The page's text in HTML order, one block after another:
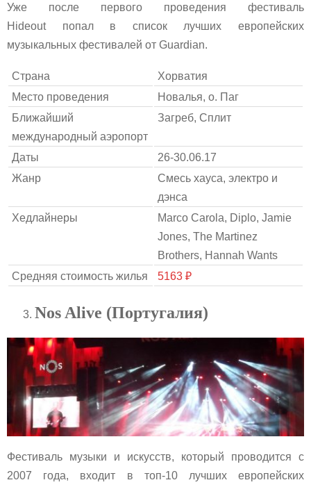
Уже после первого проведения фестиваль
Hideout попал в список лучших европейских
музыкальных фестивалей от Guardian.
Страна
Хорватия
Место проведения
Новалья, о. Паг
Ближайший
международный аэропорт
Загреб, Сплит
Даты
26-30.06.17
Жанр
Смесь хауса, электро и
дэнса
Хедлайнеры
Marco Carola, Diplo, Jamie
Jones, The Martinez
Brothers, Hannah Wants
Средняя стоимость жилья
5163 ₽
Nos Alive (Португалия)
Фестиваль музыки и искусств, который проводится с
2007 года, входит в топ-10 лучших европейских